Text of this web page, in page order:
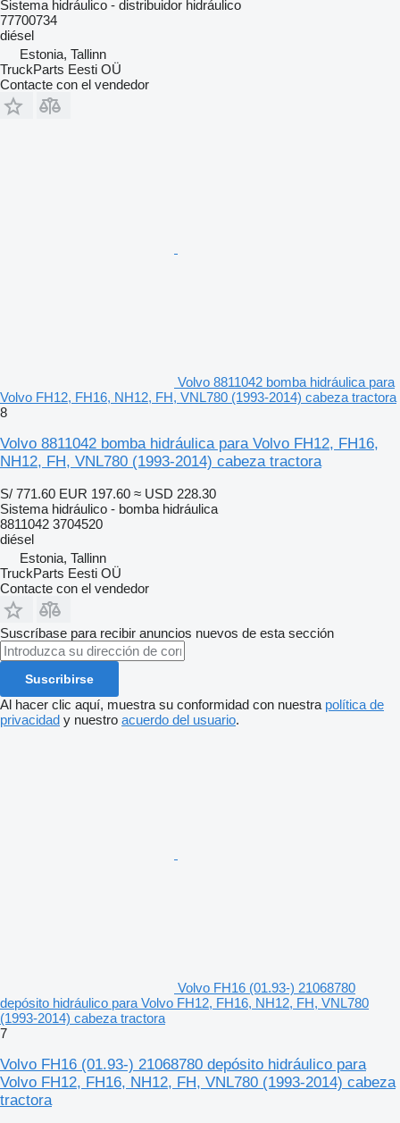
Sistema hidráulico - distribuidor hidráulico
77700734
diésel
Estonia, Tallinn
TruckParts Eesti OÜ
Contacte con el vendedor
Volvo 8811042 bomba hidráulica para
Volvo FH12, FH16, NH12, FH, VNL780 (1993-2014) cabeza tractora
8
Volvo 8811042 bomba hidráulica para Volvo FH12, FH16,
NH12, FH, VNL780 (1993-2014) cabeza tractora
S/ 771.60 EUR 197.60 ≈ USD 228.30
Sistema hidráulico - bomba hidráulica
8811042 3704520
diésel
Estonia, Tallinn
TruckParts Eesti OÜ
Contacte con el vendedor
Suscríbase para recibir anuncios nuevos de esta sección
Suscribirse
Al hacer clic aquí, muestra su conformidad con nuestra política de
privacidad y nuestro acuerdo del usuario.
Volvo FH16 (01.93-) 21068780
depósito hidráulico para Volvo FH12, FH16, NH12, FH, VNL780
(1993-2014) cabeza tractora
7
Volvo FH16 (01.93-) 21068780 depósito hidráulico para
Volvo FH12, FH16, NH12, FH, VNL780 (1993-2014) cabeza
tractora